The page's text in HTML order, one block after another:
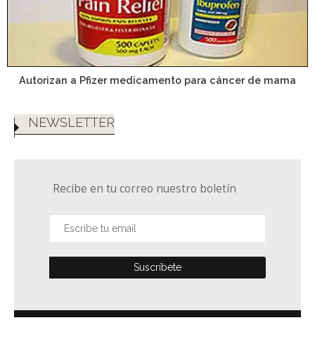
Autorizan a Pfizer medicamento para cáncer de mama
NEWSLETTER
Recibe en tu correo nuestro boletín